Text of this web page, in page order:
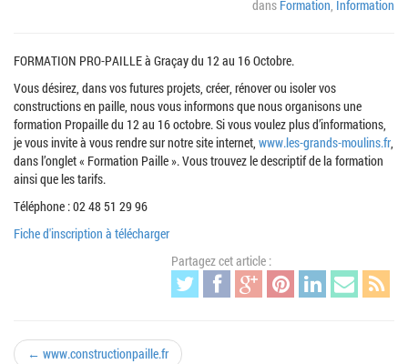
dans Formation, Information
FORMATION PRO-PAILLE à Graçay du 12 au 16 Octobre.
Vous désirez, dans vos futures projets, créer, rénover ou isoler vos
constructions en paille, nous vous informons que nous organisons une
formation Propaille du 12 au 16 octobre. Si vous voulez plus d’informations,
je vous invite à vous rendre sur notre site internet, www.les-grands-moulins.fr,
dans l’onglet « Formation Paille ». Vous trouvez le descriptif de la formation
ainsi que les tarifs.
Téléphone : 02 48 51 29 96
Fiche d'inscription à télécharger
Partagez cet article :
← www.constructionpaille.fr